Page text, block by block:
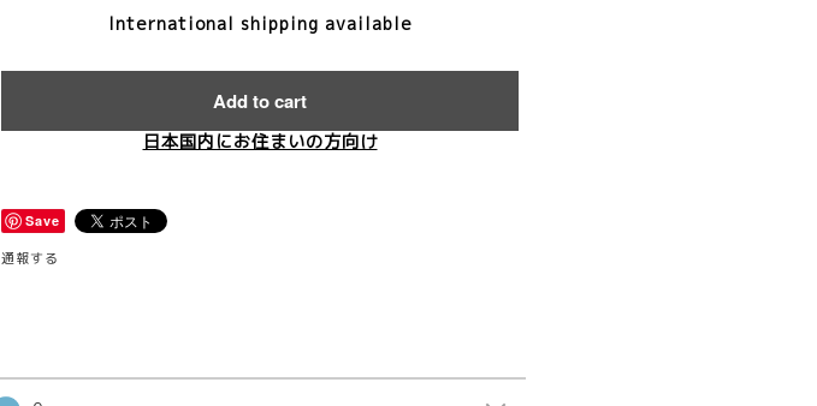
International shipping available
Add to cart
日本国内にお住まいの方向け
Save
通報する